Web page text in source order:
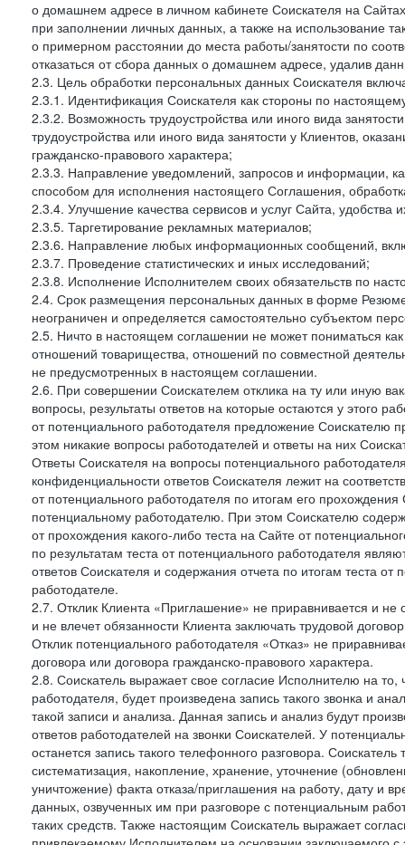
о домашнем адресе в личном кабинете Соискателя на
при заполнении личных данных, а также на использование
о примерном расстоянии до места работы/занятости по
отказаться от сбора данных о домашнем адресе, удалив
2.3. Цель обработки персональных данных Соискателя
2.3.1. Идентификация Соискателя как стороны по
2.3.2. Возможность трудоустройства или иного вида
трудоустройства или иного вида занятости у Клиентов,
гражданско-правового характера;
2.3.3. Направление уведомлений, запросов и информации,
способом для исполнения настоящего Соглашения,
2.3.4. Улучшение качества сервисов и услуг Сайта, удобства
2.3.5. Таргетирование рекламных материалов;
2.3.6. Направление любых информационных сообщений,
2.3.7. Проведение статистических и иных исследований;
2.3.8. Исполнение Исполнителем своих обязательств по
2.4. Срок размещения персональных данных в форме
неограничен и определяется самостоятельно субъектом
2.5. Ничто в настоящем соглашении не может пониматься
отношений товарищества, отношений по совместной
не предусмотренных в настоящем соглашении.
2.6. При совершении Соискателем отклика на ту или иную
вопросы, результаты ответов на которые остаются у этого
от потенциального работодателя предложение Соискателю
этом никакие вопросы работодателей и ответы на них
Ответы Соискателя на вопросы потенциального
конфиденциальности ответов Соискателя лежит на
от потенциального работодателя по итогам его
потенциальному работодателю. При этом Соискателю
от прохождения какого-либо теста на Сайте от
по результатам теста от потенциального работодателя
ответов Соискателя и содержания отчета по итогам теста
работодателе.
2.7. Отклик Клиента «Приглашение» не приравнивается и
и не влечет обязанности Клиента заключать трудовой
Отклик потенциального работодателя «Отказ» не
договора или договора гражданско-правового характера.
2.8. Соискатель выражает свое согласие Исполнителю на
работодателя, будет произведена запись такого звонка и
такой записи и анализа. Данная запись и анализ будут
ответов работодателей на звонки Соискателей. У
останется запись такого телефонного разговора.
систематизация, накопление, хранение, уточнение
уничтожение) факта отказа/приглашения на работу, дату и
данных, озвученных им при разговоре с потенциальным
таких средств. Также настоящим Соискатель выражает